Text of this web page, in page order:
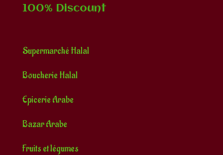
100% Discount
Supermarché Halal
Boucherie Halal
Epicerie Arabe
Bazar Arabe
Fruits et légumes